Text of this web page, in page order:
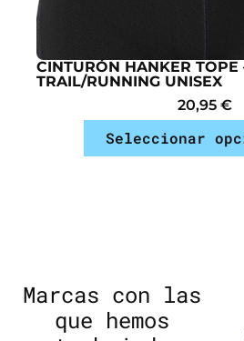
CINTURÓN HANKER TOPE
TRAIL/RUNNING UNISEX
20,95 €
Seleccionar
Marcas con las
que hemos